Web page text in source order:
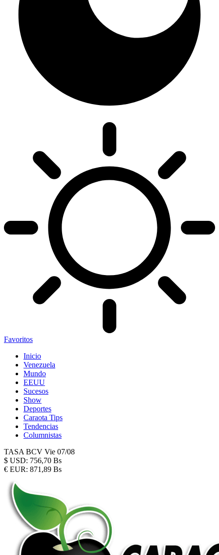
Favoritos
Inicio
Venezuela
Mundo
EEUU
Sucesos
Show
Deportes
Caraota Tips
Tendencias
Columnistas
TASA BCV Vie 07/08
$ USD: 756,70 Bs
€ EUR: 871,89 Bs